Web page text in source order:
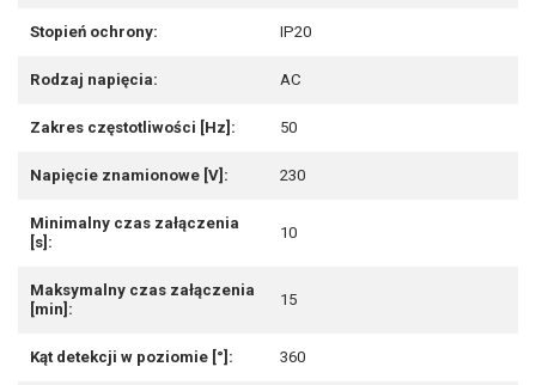
Stopień ochrony: IP20
Rodzaj napięcia: AC
Zakres częstotliwości [Hz]: 50
Napięcie znamionowe [V]: 230
Minimalny czas załączenia
[s]:
10
Maksymalny czas załączenia
[min]:
15
Kąt detekcji w poziomie [°]: 360